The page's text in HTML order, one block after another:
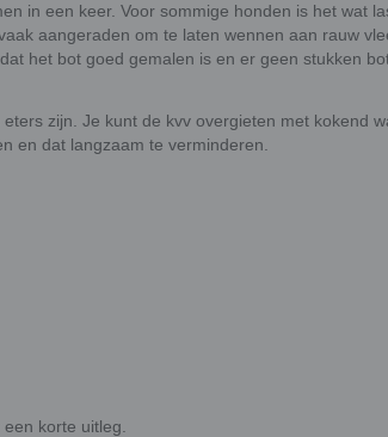
in een keer. Voor sommige honden is het wat
aangeraden om te laten wennen aan rauw
het bot goed gemalen is en er geen stukken
zijn. Je kunt de kvv overgieten met kokend
en dat langzaam te verminderen.
korte uitleg.